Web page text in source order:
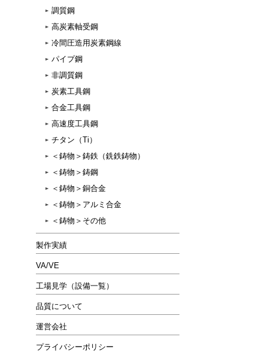
調質鋼
高炭素軸受鋼
冷間圧造用炭素鋼線
パイプ鋼
非調質鋼
炭素工具鋼
合金工具鋼
高速度工具鋼
チタン（Ti）
＜鋳物＞鋳鉄（銑鉄鋳物）
＜鋳物＞鋳鋼
＜鋳物＞銅合金
＜鋳物＞アルミ合金
＜鋳物＞その他
製作実績
VA/VE
工場見学（設備一覧）
品質について
運営会社
プライバシーポリシー